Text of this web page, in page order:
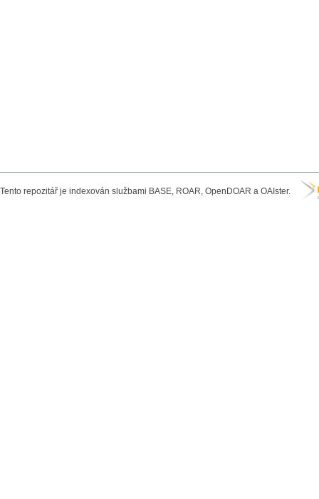
Tento repozitář je indexován službami BASE, ROAR, OpenDOAR a OAIster.